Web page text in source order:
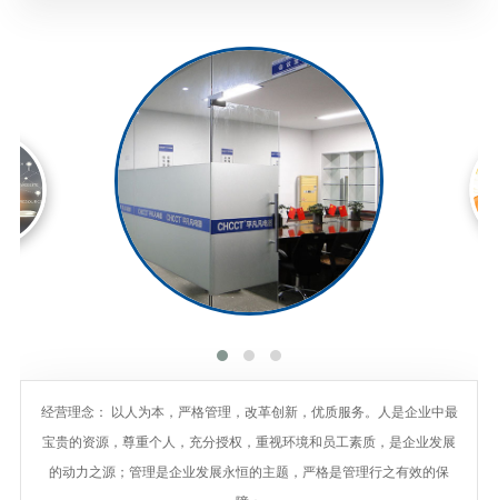
经营理念： 以人为本，严格管理，改革创新，优质服务。人是企业中最
宝贵的资源，尊重个人，充分授权，重视环境和员工素质，是企业发展
的动力之源；管理是企业发展永恒的主题，严格是管理行之有效的保